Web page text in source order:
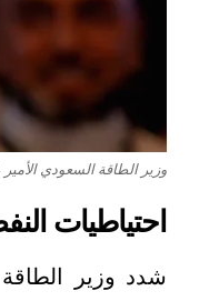
وزير الطاقة السعودي الأمير
احتياطيات
شدد وزير